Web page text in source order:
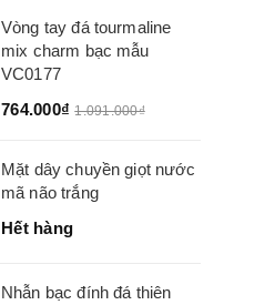
Vòng tay đá tourmaline
mix charm bạc mẫu
VC0177
764.000₫ 1.091.000₫
Mặt dây chuyền giọt nước
mã não trắng
Hết hàng
Nhẫn bạc đính đá thiên